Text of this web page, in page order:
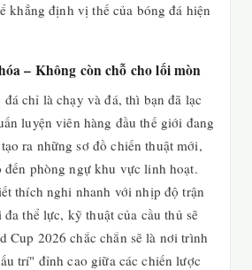
khẳng định vị thế của bóng đá hiện
– Không còn chỗ cho lối mòn
chỉ là chạy và đá, thì bạn đã lạc
luyện viên hàng đầu thế giới đang
ra những sơ đồ chiến thuật mới,
đến phòng ngự khu vực linh hoạt.
thích nghi nhanh với nhịp độ trận
thể lực, kỹ thuật của cầu thủ sẽ
Cup 2026 chắc chắn sẽ là nơi trình
trí" đỉnh cao giữa các chiến lược